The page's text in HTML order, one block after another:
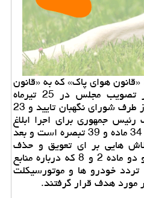
هوای پاك» كه به «قانون
نفس» مشهور است بعد از تصویب مجلس در 25 تیرماه
1396 در 11 مرداد 1396 از طرف شورای نگهبان تایید و 23
جمهوری برای اجرا ابلاغ
گردید. این قانون مشتمل بر 34 ماده و 39 تبصره است و بعد
هایی بر ای تعویق و حذف
موادی از آن صورت گرفت و دو ماده 2 و 8 كه درباره منابع
تردد خودرو ها و موتورسیكلت
مورد هدف قرار گرفتند.